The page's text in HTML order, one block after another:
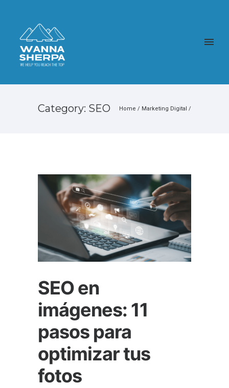
Category: SEO Home / Marketing Digital /
SEO en
imágenes: 11
pasos para
optimizar tus
fotos